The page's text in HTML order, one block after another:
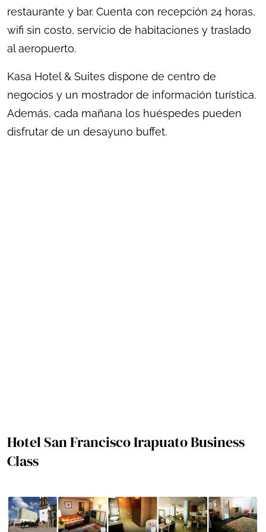
restaurante y bar. Cuenta con recepción 24 horas,
wifi sin costo, servicio de habitaciones y traslado
al aeropuerto.
Kasa Hotel & Suites dispone de centro de
negocios y un mostrador de información turística.
Además, cada mañana los huéspedes pueden
disfrutar de un desayuno buffet.
Hotel San Francisco Irapuato Business
Class